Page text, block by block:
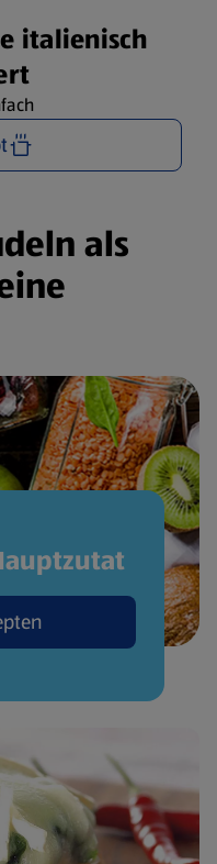
italienisch
als